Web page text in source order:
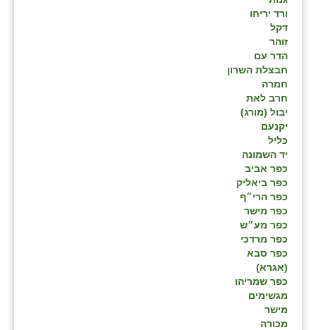
ורד יריחו
דקל
זוהר
הדר עם
חבצלת השרון
חמרה
חרב לאת
יבול (מורג)
יקנעם
כליל
יד השמונה
כפר אביב
כפר ביאליק
כפר הרי״ף
כפר מישר
כפר מע״ש
כפר מרדכי
כפר סבא
(אגרא)
כפר שמריהו
מגשימים
מישר
מכורה